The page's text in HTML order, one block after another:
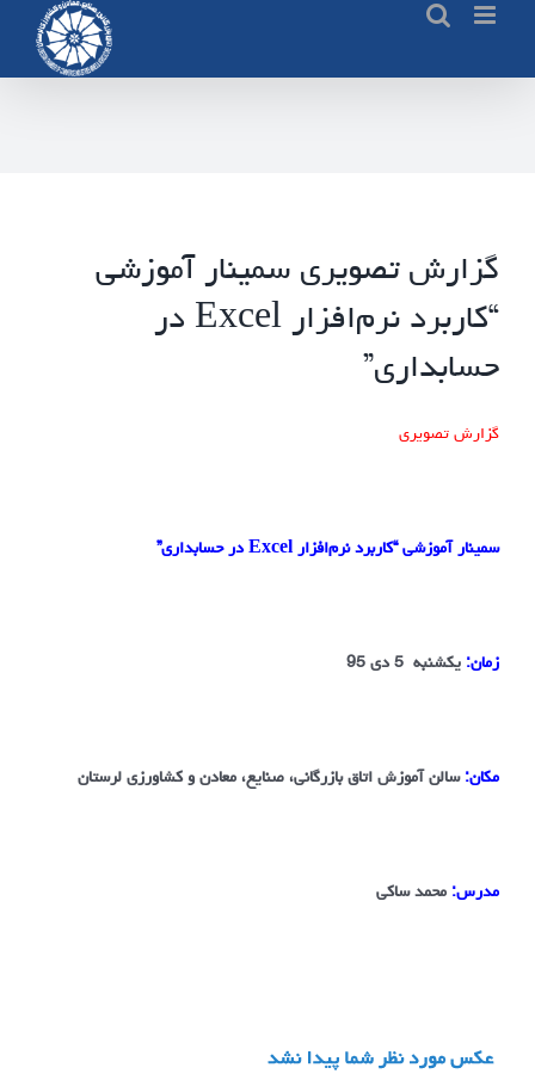
content
گزارش تصویری سمینار آموزشی
“کاربرد نرم‌افزار Excel در
حسابداری”
گزارش تصویری
سمینار آموزشی “کاربرد نرم‌افزار Excel در حسابداری”
زمان:یکشنبه 5 دی 95
مکان:سالن آموزش اتاق بازرگانی، صنایع، معادن و کشاورزی لرستان
مدرس:محمد ساکی